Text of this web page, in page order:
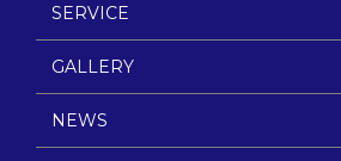
SERVICE
GALLERY
NEWS